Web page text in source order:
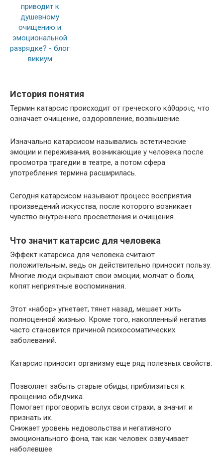
История понятия
Термин катарсис происходит от греческого κάθαρσις, что
означает очищение, оздоровление, возвышение.
Изначально катарсисом назывались эстетические
эмоции и переживания, возникающие у человека после
просмотра трагедии в театре, а потом сфера
употребления термина расширилась.
Сегодня катарсисом называют процесс восприятия
произведений искусства, после которого возникает
чувство внутреннего просветления и очищения.
Что значит катарсис для человека
Эффект катарсиса для человека считают
положительным, ведь он действительно приносит пользу.
Многие люди скрывают свои эмоции, молчат о боли,
копят неприятные воспоминания.
Этот «набор» угнетает, тянет назад, мешает жить
полноценной жизнью. Кроме того, накопленный негатив
часто становится причиной психосоматических
заболеваний.
Катарсис приносит организму еще ряд полезных свойств:
Позволяет забыть старые обиды, приблизиться к
прощению обидчика.
Помогает проговорить вслух свои страхи, а значит и
признать их.
Снижает уровень недовольства и негативного
эмоционального фона, так как человек озвучивает
наболевшее.